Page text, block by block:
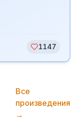
1147
Все
произведения
→